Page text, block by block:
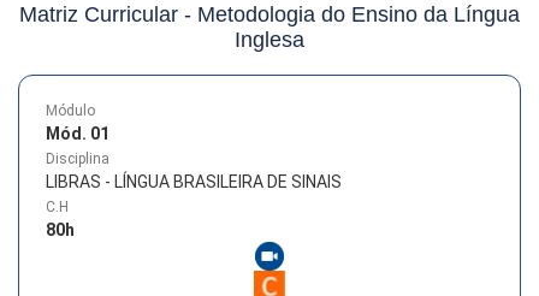
Matriz Curricular - Metodologia do Ensino da Língua
Inglesa
Módulo
Mód. 01
Disciplina
LIBRAS - LÍNGUA BRASILEIRA DE SINAIS
C.H
80h